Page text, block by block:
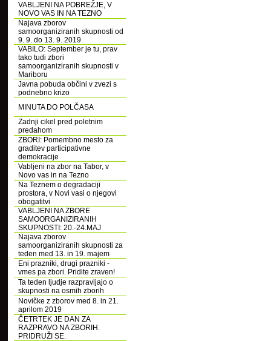
VABLJENI NA POBREŽJE, V
NOVO VAS IN NA TEZNO
Najava zborov
samoorganiziranih skupnosti od
9. 9. do 13. 9. 2019
VABILO: September je tu, prav
tako tudi zbori
samoorganiziranih skupnosti v
Mariboru
Javna pobuda občini v zvezi s
podnebno krizo
MINUTA DO POLČASA
Zadnji cikel pred poletnim
predahom
ZBORI: Pomembno mesto za
graditev participativne
demokracije
Vabljeni na zbor na Tabor, v
Novo vas in na Tezno
Na Teznem o degradaciji
prostora, v Novi vasi o njegovi
obogatitvi
VABLJENI NA ZBORE
SAMOORGANIZIRANIH
SKUPNOSTI: 20.-24.MAJ
Najava zborov
samoorganiziranih skupnosti za
teden med 13. in 19. majem
Eni prazniki, drugi prazniki -
vmes pa zbori. Pridite zraven!
Ta teden ljudje razpravljajo o
skupnosti na osmih zborih
Novičke z zborov med 8. in 21.
aprilom 2019
ČETRTEK JE DAN ZA
RAZPRAVO NA ZBORIH.
PRIDRUŽI SE.